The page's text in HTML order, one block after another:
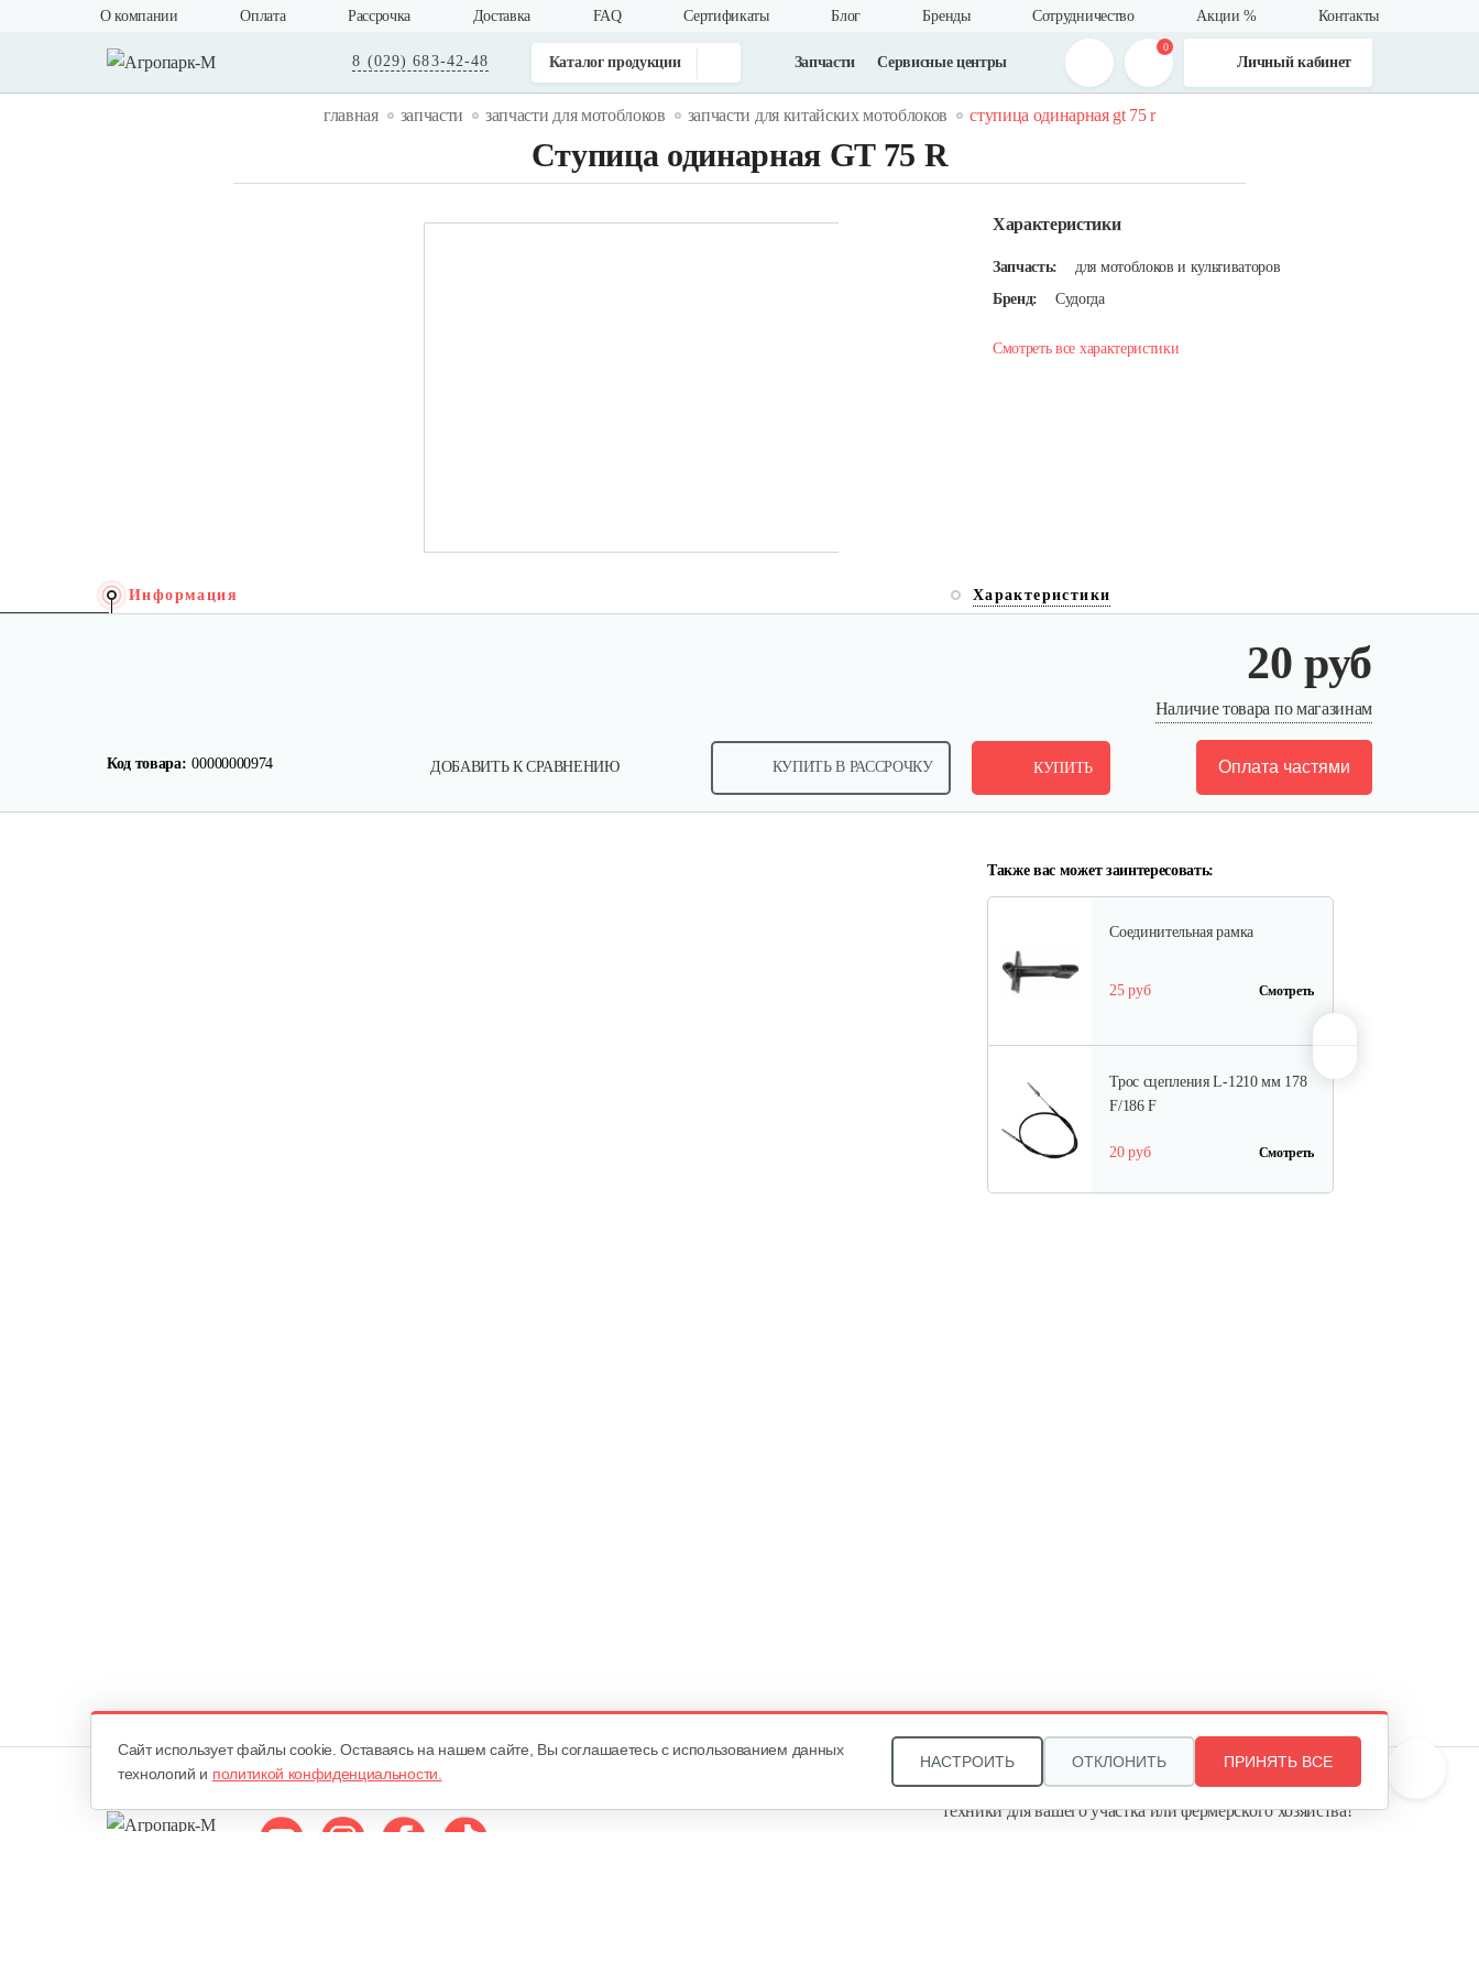
О компании Оплата Рассрочка Доставка FAQ Cертификаты Блог Бренды Сотрудничество Акции % Контакты
8 (029) 683-42-48 Каталог продукции Запчасти Сервисные центры
0
Личный кабинет
главная запчасти запчасти для мотоблоков запчасти для китайских мотоблоков ступица одинарная gt 75 r
Ступица одинарная GT 75 R
Характеристики
Запчасть:
для мотоблоков и культиваторов
Бренд:
Судогда
Смотреть все характеристики
Информация Характеристики
20 руб
Наличие товара по магазинам
Код товара: 00000000974 ДОБАВИТЬ К СРАВНЕНИЮ КУПИТЬ В РАССРОЧКУ КУПИТЬ Оплата частями
Также вас может заинтересовать:
Смотреть
Соединительная рамка
25 руб Смотреть
Трос сцепления L-1210 мм 178
F/186 F
20 руб Смотреть
5 руб Смотреть
Звоните, и мы поможем подобрать идеальный вариант
техники для вашего участка или фермерского хозяйства!
Cайт использует файлы cookie. Оставаясь на нашем сайте, Вы соглашаетесь с использованием данных
технологий и политикой конфиденциальности.
НАСТРОИТЬ ОТКЛОНИТЬ ПРИНЯТЬ ВСЕ